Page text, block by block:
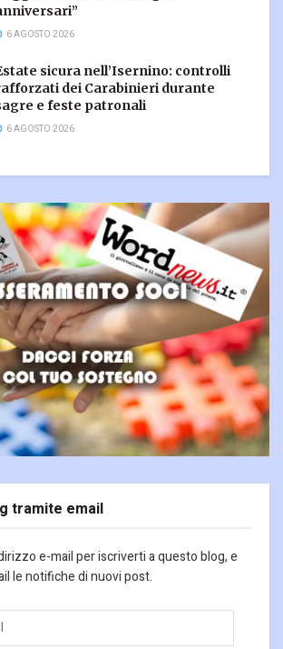
6 AGOSTO 2026
sicura nell’Isernino: controlli
dei Carabinieri durante
e feste patronali
6 AGOSTO 2026
tramite email
e-mail per iscriverti a questo blog, e
le notifiche di nuovi post.